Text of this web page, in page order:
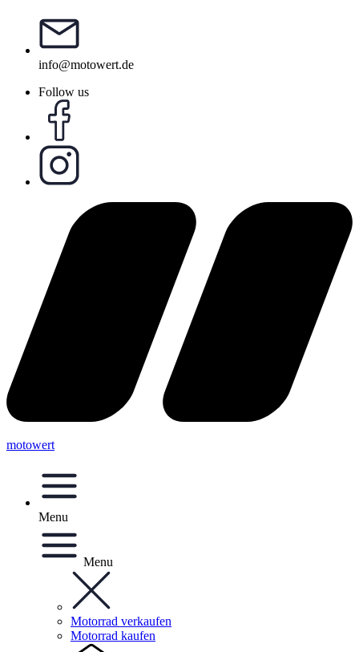
info@motowert.de
Follow us
motowert
Menu
Menu
Motorrad verkaufen
Motorrad kaufen